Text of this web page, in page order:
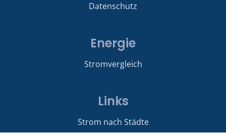
Datenschutz
Energie
Stromvergleich
Links
Strom nach Städte